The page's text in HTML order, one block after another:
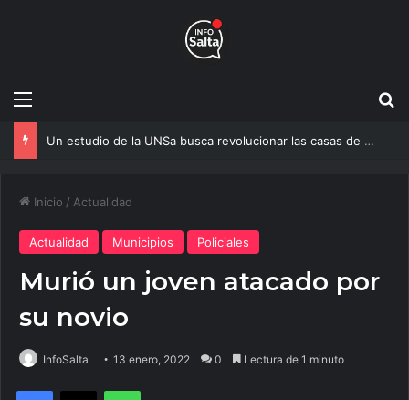
Menú
Un estudio de la UNSa busca revolucionar las casas de adobe y hacerlas más seguras
Inicio / Actualidad
Actualidad Municipios Policiales
Murió un joven atacado por
su novio
InfoSalta 13 enero, 2022 0 Lectura de 1 minuto
Facebook
X WhatsApp